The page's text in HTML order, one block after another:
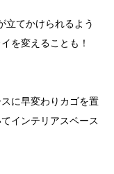
立てかけられるよう
を変えることも！
に早変わりカゴを置
インテリアスペース